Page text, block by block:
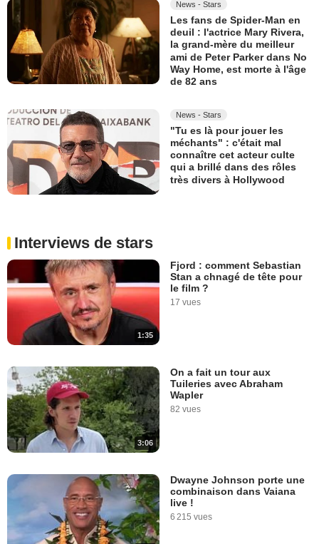
News - Stars
Les fans de Spider-Man en
deuil : l'actrice Mary Rivera,
la grand-mère du meilleur
ami de Peter Parker dans No
Way Home, est morte à l'âge
de 82 ans
News - Stars
"Tu es là pour jouer les
méchants" : c'était mal
connaître cet acteur culte
qui a brillé dans des rôles
très divers à Hollywood
Interviews de stars
1:35
Fjord : comment Sebastian
Stan a chnagé de tête pour
le film ?
17 vues
3:06
On a fait un tour aux
Tuileries avec Abraham
Wapler
82 vues
Dwayne Johnson porte une
combinaison dans Vaiana
live !
6 215 vues